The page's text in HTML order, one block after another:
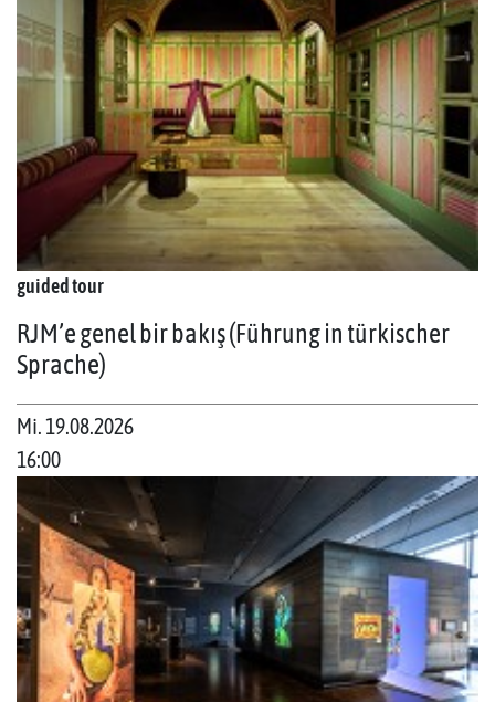
guided tour
RJM’e genel bir bakış (Führung in türkischer
Sprache)
Mi. 19.08.2026
16:00